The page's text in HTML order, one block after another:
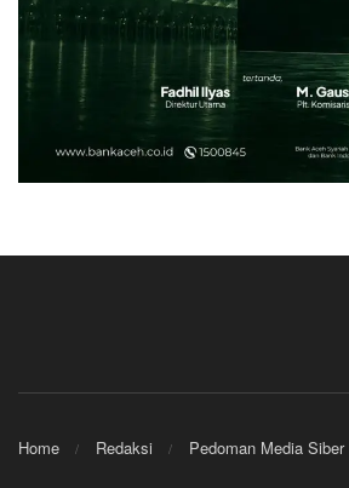
Home Redaksi Pedoman Media Siber